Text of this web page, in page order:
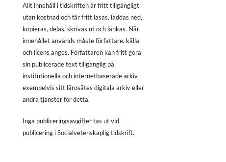
Allt innehåll i tidskriften är fritt tillgängligt
utan kostnad och får fritt läsas, laddas ned,
kopieras, delas, skrivas ut och länkas. När
innehållet används måste författare, källa
och licens anges. Författaren kan fritt göra
sin publicerade text tillgänglig på
institutionella och internetbaserade arkiv,
exempelvis sitt lärosätes digitala arkiv eller
andra tjänster för detta.
Inga publiceringsavgifter tas ut vid
publicering i Socialvetenskaplig tidskrift.